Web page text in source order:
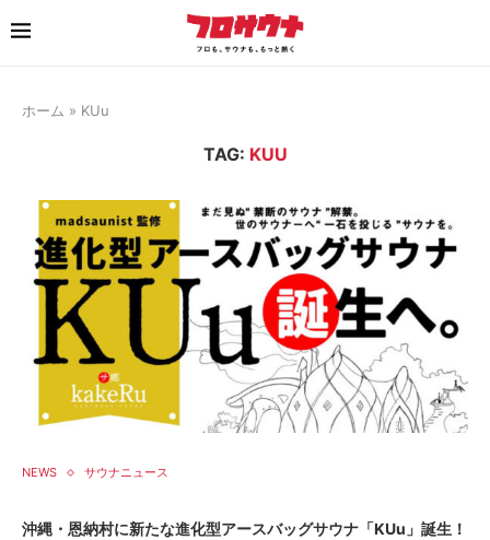
ホーム » KUu
TAG: KUU
NEWS サウナニュース
沖縄・恩納村に新たな進化型アースバッグサウナ「KUu」誕生！